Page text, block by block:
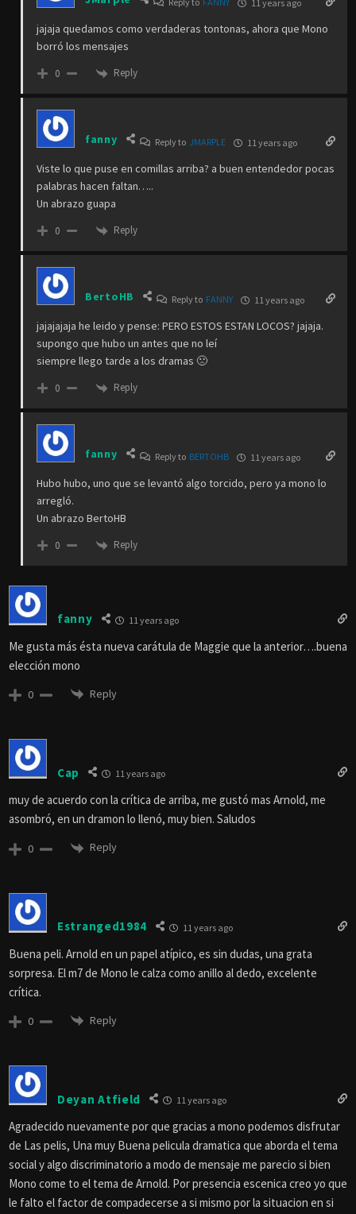
11 years ago
jajaja quedamos como verdaderas tontonas, ahora que Mono
borró los mensajes
0 Reply
fanny Reply to JMARPLE 11 years ago
Viste lo que puse en comillas arriba? a buen entendedor pocas
palabras hacen faltan…..
Un abrazo guapa
0 Reply
BertoHB Reply to FANNY 11 years ago
jajajajaja he leido y pense: PERO ESTOS ESTAN LOCOS? jajaja.
supongo que hubo un antes que no leí
siempre llego tarde a los dramas 🙁
0 Reply
fanny Reply to BERTOHB 11 years ago
Hubo hubo, uno que se levantó algo torcido, pero ya mono lo
arregló.
Un abrazo BertoHB
0 Reply
fanny 11 years ago
Me gusta más ésta nueva carátula de Maggie que la anterior….buena
elección mono
0 Reply
Cap 11 years ago
muy de acuerdo con la crítica de arriba, me gustó mas Arnold, me
asombró, en un dramon lo llenó, muy bien. Saludos
0 Reply
Estranged1984 11 years ago
Buena peli. Arnold en un papel atípico, es sin dudas, una grata
sorpresa. El m7 de Mono le calza como anillo al dedo, excelente
crítica.
0 Reply
Deyan Atfield 11 years ago
Agradecido nuevamente por que gracias a mono podemos disfrutar
de Las pelis, Una muy Buena pelicula dramatica que aborda el tema
social y algo discriminatorio a modo de mensaje me parecio si bien
Mono come to el tema de Arnold. Por presencia escenica creo yo que
le falto el factor de compadecerse a si mismo por la situacion en si